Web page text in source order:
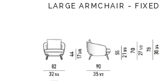
LARGE ARMCHAIR - FIXED